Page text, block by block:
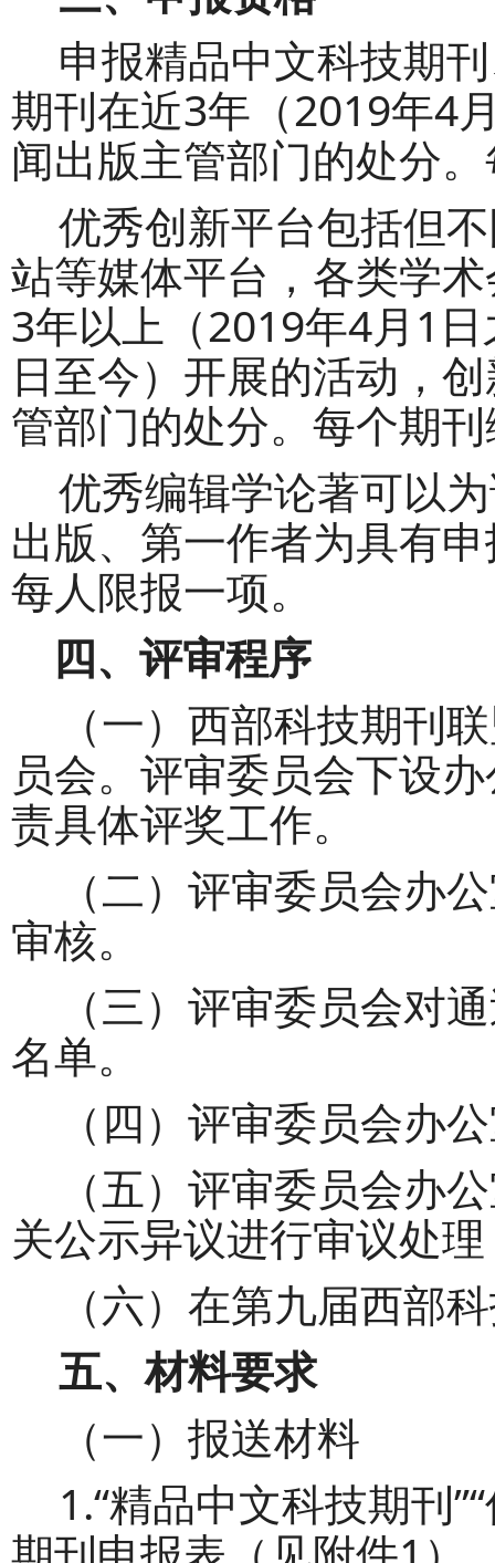
申报精品中文科技期
期刊在近3年（2019年4
闻出版主管部门的处分
优秀创新平台包括但
站等媒体平台，各类学
3年以上（2019年4月 1
日至今）开展的活动，
管部门的处分。每个期
优秀编辑学论著可以
出版、第一作者为具有
每人限报一项。
四、 评审程序
（一）西部科技期刊
员会。评审委员会下设
责具体评奖工作。
（二） 评审委员会办
审核。
（三） 评审委员会对
名单。
（四） 评审委员会办
（五） 评审委员会办
关公示异议进行审议处
（六）在第九届西部
五、材料要求
（一） 报送材料
1.“精品中文科技期刊